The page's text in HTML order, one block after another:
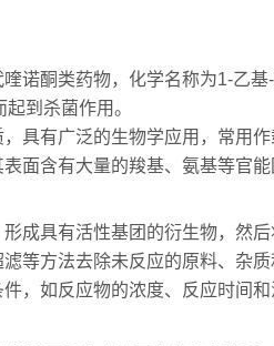
诺酮类药物，化学名称为1-乙
到杀菌作用。
具有广泛的生物学应用，常用
面含有大量的羧基、氨基等官能
成具有活性基团的衍生物，然
等方法去除未反应的原料、杂质
，如反应物的浓度、反应时间